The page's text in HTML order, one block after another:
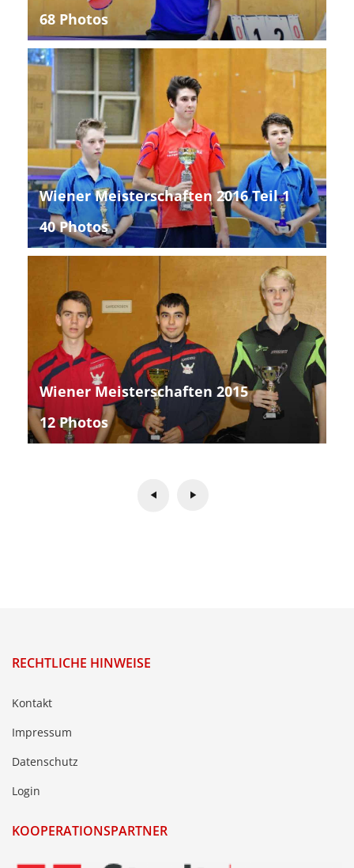
68 Photos
Wiener Meisterschaften 2016 Teil 1
40 Photos
Wiener Meisterschaften 2015
12 Photos
RECHTLICHE HINWEISE
Kontakt
Impressum
Datenschutz
Login
KOOPERATIONSPARTNER